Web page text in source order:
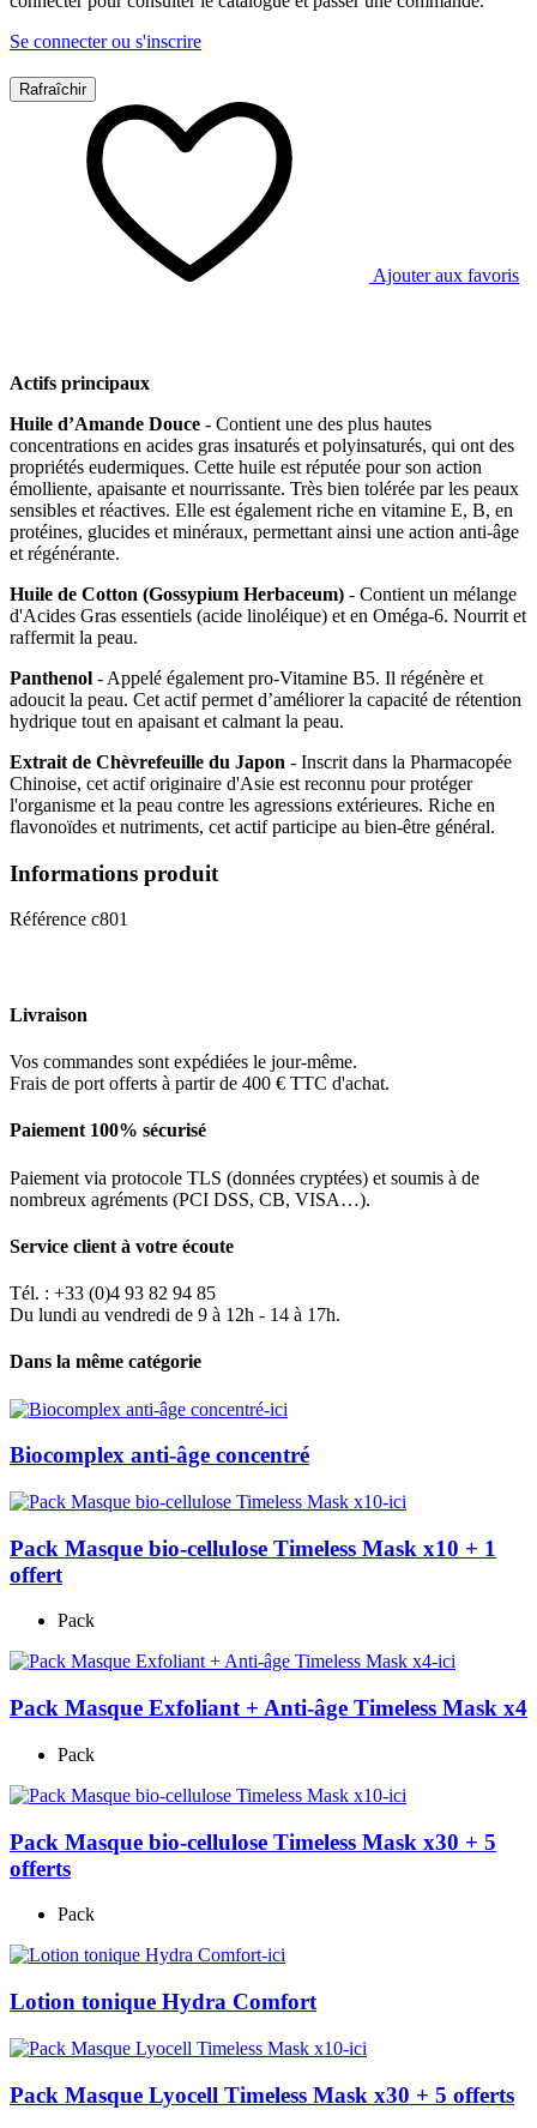
Se connecter ou s'inscrire
Ajouter aux favoris
Actifs principaux
Huile d’Amande Douce - Contient une des plus hautes
concentrations en acides gras insaturés et polyinsaturés, qui ont des
propriétés eudermiques. Cette huile est réputée pour son action
émolliente, apaisante et nourrissante. Très bien tolérée par les peaux
sensibles et réactives. Elle est également riche en vitamine E, B, en
protéines, glucides et minéraux, permettant ainsi une action anti-âge
et régénérante.
Huile de Cotton (Gossypium Herbaceum) - Contient un mélange
d'Acides Gras essentiels (acide linoléique) et en Oméga-6. Nourrit et
raffermit la peau.
Panthenol - Appelé également pro-Vitamine B5. Il régénère et
adoucit la peau. Cet actif permet d’améliorer la capacité de rétention
hydrique tout en apaisant et calmant la peau.
Extrait de Chèvrefeuille du Japon - Inscrit dans la Pharmacopée
Chinoise, cet actif originaire d'Asie est reconnu pour protéger
l'organisme et la peau contre les agressions extérieures. Riche en
flavonoïdes et nutriments, cet actif participe au bien-être général.
Informations produit
Référence c801
Livraison
Vos commandes sont expédiées le jour-même.
Frais de port offerts à partir de 400 € TTC d'achat.
Paiement 100% sécurisé
Paiement via protocole TLS (données cryptées) et soumis à de
nombreux agréments (PCI DSS, CB, VISA…).
Service client à votre écoute
Tél. : +33 (0)4 93 82 94 85
Du lundi au vendredi de 9 à 12h - 14 à 17h.
Dans la même catégorie
Biocomplex anti-âge concentré
Pack Masque bio-cellulose Timeless Mask x10 + 1
offert
Pack
Pack Masque Exfoliant + Anti-âge Timeless Mask x4
Pack
Pack Masque bio-cellulose Timeless Mask x30 + 5
offerts
Pack
Lotion tonique Hydra Comfort
Pack Masque Lyocell Timeless Mask x30 + 5 offerts